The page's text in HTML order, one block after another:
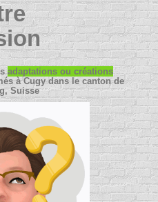
adaptations ou créations
à Cugy dans le canton de
Suisse